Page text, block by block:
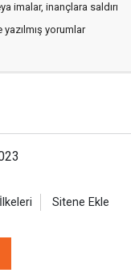
imalar, inançlara saldırı
yorumlar
Sitene Ekle